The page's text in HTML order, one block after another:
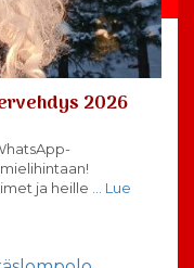
2026
ja heille … Lue